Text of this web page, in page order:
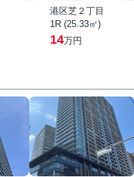
港区芝２丁目
1R (25.33㎡)
14万円